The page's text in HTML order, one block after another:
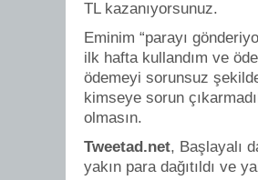
TL kazanıyorsunuz.
Eminim “parayı
ilk hafta kullandım ve
ödemeyi sorunsuz
kimseye sorun
olmasın.
Tweetad.net, Başlayalı
yakın para dağıtıldı ve